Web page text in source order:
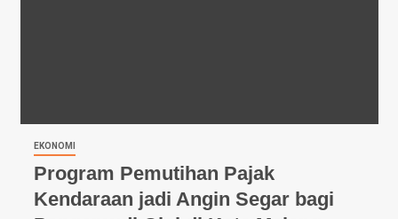
EKONOMI
Program Pemutihan Pajak
Kendaraan jadi Angin Segar bagi